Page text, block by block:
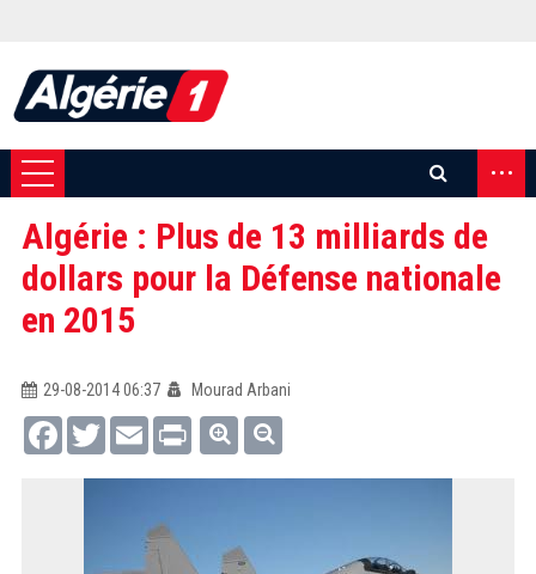
...
Algérie : Plus de 13 milliards de
dollars pour la Défense nationale
en 2015
29-08-2014 06:37
Mourad Arbani
FacebookTwitterEmail Print